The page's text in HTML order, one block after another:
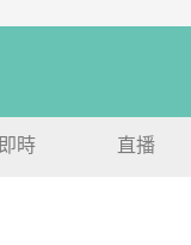
即時 直播